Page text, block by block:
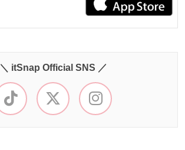
＼ itSnap Official SNS ／